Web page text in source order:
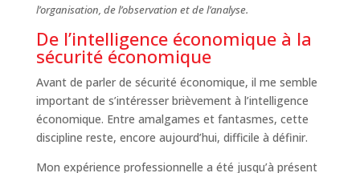
l’organisation, de l’observation et de l’analyse.
De l’intelligence économique à la
sécurité économique
Avant de parler de sécurité économique, il me semble
important de s’intéresser brièvement à l’intelligence
économique. Entre amalgames et fantasmes, cette
discipline reste, encore aujourd’hui, difficile à définir.
Mon expérience professionnelle a été jusqu’à présent